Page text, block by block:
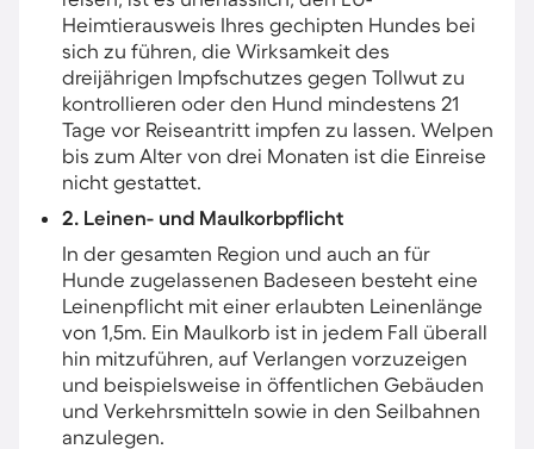
Heimtierausweis Ihres gechipten Hundes bei
sich zu führen, die Wirksamkeit des
dreijährigen Impfschutzes gegen Tollwut zu
kontrollieren oder den Hund mindestens 21
Tage vor Reiseantritt impfen zu lassen. Welpen
bis zum Alter von drei Monaten ist die Einreise
nicht gestattet.
2. Leinen- und Maulkorbpflicht
In der gesamten Region und auch an für
Hunde zugelassenen Badeseen besteht eine
Leinenpflicht mit einer erlaubten Leinenlänge
von 1,5m. Ein Maulkorb ist in jedem Fall überall
hin mitzuführen, auf Verlangen vorzuzeigen
und beispielsweise in öffentlichen Gebäuden
und Verkehrsmitteln sowie in den Seilbahnen
anzulegen.